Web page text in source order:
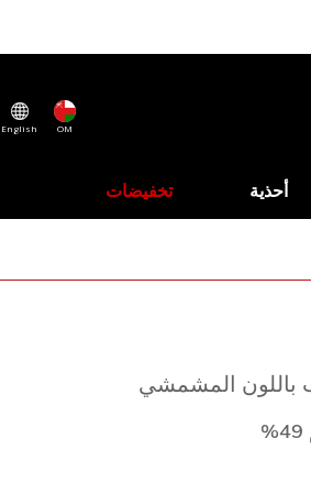
OM
English
أحذية تخفيضات
باللون المشمشي